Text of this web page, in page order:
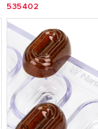
535402